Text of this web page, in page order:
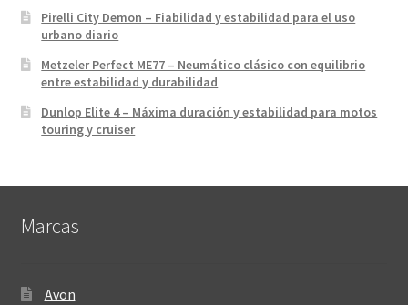
Pirelli City Demon – Fiabilidad y estabilidad para el uso
urbano diario
Metzeler Perfect ME77 – Neumático clásico con equilibrio
entre estabilidad y durabilidad
Dunlop Elite 4 – Máxima duración y estabilidad para motos
touring y cruiser
Marcas
Avon